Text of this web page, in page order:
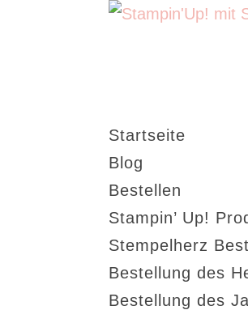
Startseite
Blog
Bestellen
Stampin’ Up!
Stempelherz
Bestellung des
Bestellung des